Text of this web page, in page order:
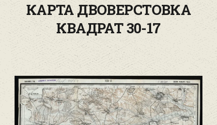
КАРТА ДВОВЕРСТОВКА
КВАДРАТ 30-17